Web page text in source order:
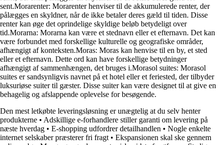
sent.Morarenter: Morarenter henviser til de akkumulerede renter, der
pålægges en skyldner, når de ikke betaler deres gæld til tiden. Disse
renter kan øge det oprindelige skyldige beløb betydeligt over
tid.Morarna: Morarna kan være et stednavn eller et efternavn. Det kan
være forbundet med forskellige kulturelle og geografiske områder,
afhængigt af konteksten.Moras: Moras kan henvise til en by, et sted
eller et efternavn. Dette ord kan have forskellige betydninger
afhængigt af sammenhængen, det bruges i.Morasol suites: Morasol
suites er sandsynligvis navnet på et hotel eller et feriested, der tilbyder
luksuriøse suiter til gæster. Disse suiter kan være designet til at give en
behagelig og afslappende oplevelse for besøgende.
Den mest letkøbte leveringsløsning er unægtelig at du selv henter
produkterne • Adskillige e-forhandlere stiller garanti om levering på
næste hverdag • E-shopping udfordrer detailhandlen • Nogle enkelte
internet selskaber præsterer fri fragt • Ekspansionen skal ske gennem